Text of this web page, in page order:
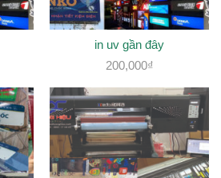
in uv gần đây
200,000₫